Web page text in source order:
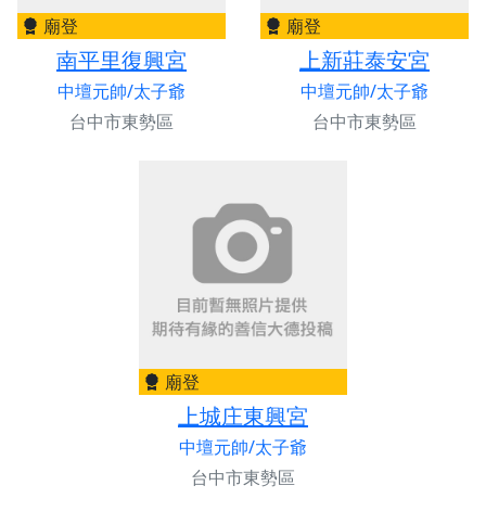
廟登
南平里復興宮
中壇元帥/太子爺
台中市東勢區
廟登
上新莊泰安宮
中壇元帥/太子爺
台中市東勢區
廟登
上城庄東興宮
中壇元帥/太子爺
台中市東勢區